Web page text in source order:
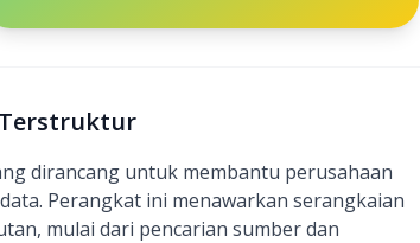
Terstruktur
dirancang untuk membantu perusahaan
Perangkat ini menawarkan serangkaian
mulai dari pencarian sumber dan